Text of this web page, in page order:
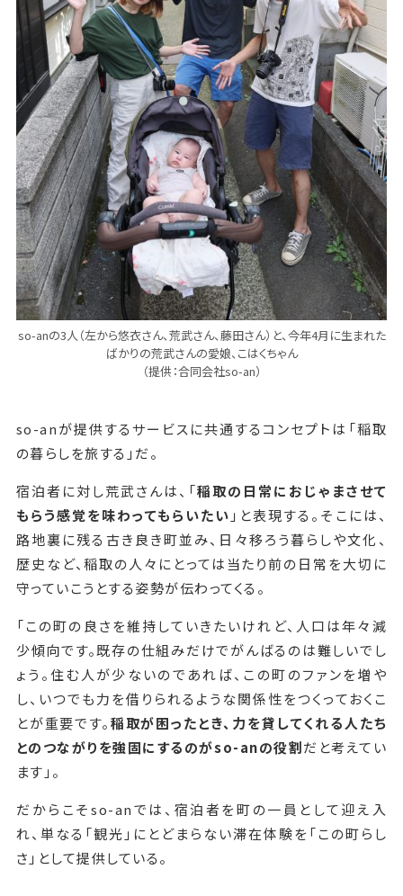
so-anの3人（左から悠衣さん、荒武さん、藤田さん）と、今年4月に生まれた
ばかりの荒武さんの愛娘、こはくちゃん
（提供：合同会社so-an）
so-anが提供するサービスに共通するコンセプトは「稲取
の暮らしを旅する」だ。
宿泊者に対し荒武さんは、「稲取の日常におじゃまさせて
もらう感覚を味わってもらいたい 」と表現する。そこには、
路地裏に残る古き良き町並み、日々移ろう暮らしや文化、
歴史など、稲取の人々にとっては当たり前の日常を大切に
守っていこうとする姿勢が伝わってくる。
「この町の良さを維持していきたいけれど、人口は年々減
少傾向です。既存の仕組みだけでがんばるのは難しいでし
ょう。住む人が少ないのであれば、この町のファンを増や
し、いつでも力を借りられるような関係性をつくっておくこ
とが重要です。稲取が困ったとき、力を貸してくれる人たち
とのつながりを強固にするのがso-anの役割だと考えてい
ます」。
だからこそso-anでは、宿泊者を町の一員として迎え入
れ、単なる「観光」にとどまらない滞在体験を「この町らし
さ」として提供している。